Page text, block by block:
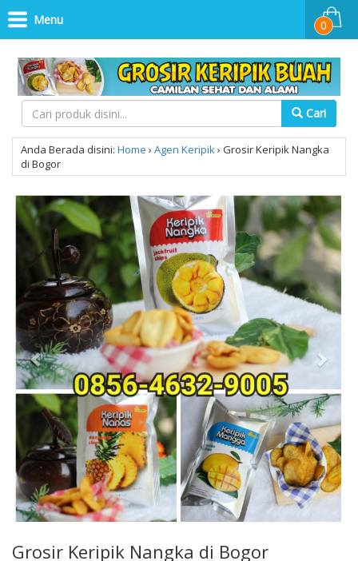
Cari
0
Menu
Anda Berada disini: Home › Agen Keripik› Grosir Keripik Nangka
di Bogor
Grosir Keripik Nangka di Bogor